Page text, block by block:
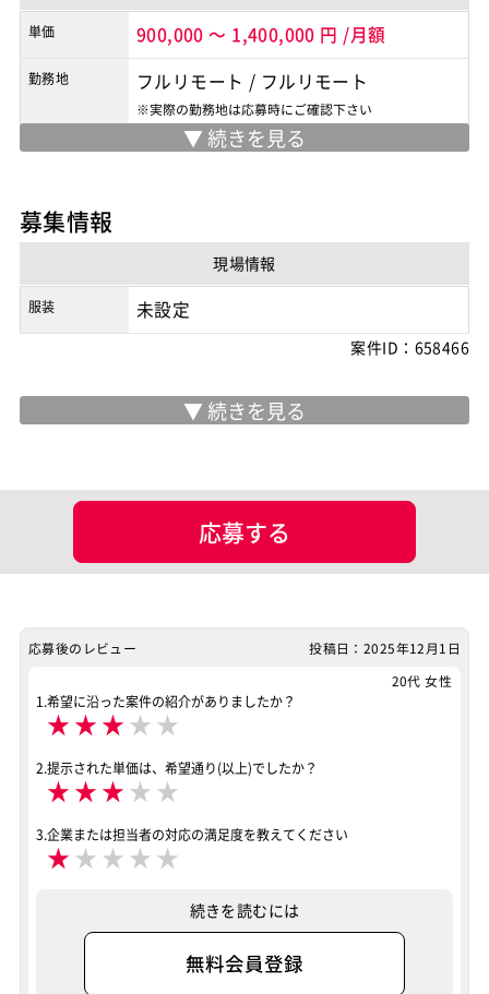
単価 900,000 ～ 1,400,000 円 /月額
勤務地 フルリモート / フルリモート
※実際の勤務地は応募時にご確認下さい
契約形態 業務委託
募集情報
現場情報
服装 未設定
案件ID：658466
応募する
応募後のレビュー
投稿日：2025年12月1日
20代 女性
1.希望に沿った案件の紹介がありましたか？
★ ★ ★ ★ ★
2.提示された単価は、希望通り(以上)でしたか？
★ ★ ★ ★ ★
3.企業または担当者の対応の満足度を教えてください
★ ★ ★ ★ ★
続きを読むには
無料会員登録